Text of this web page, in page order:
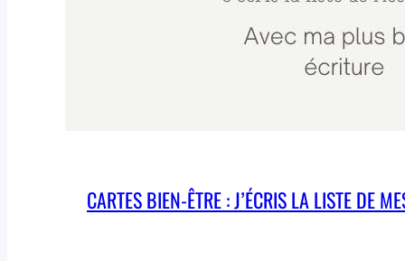
CARTES BIEN-ÊTRE : J’ÉCRIS LA LISTE DE